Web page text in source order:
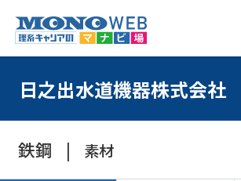
日之出水道機器株式会社
鉄鋼 素材